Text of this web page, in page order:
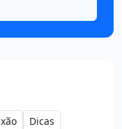
Dicas